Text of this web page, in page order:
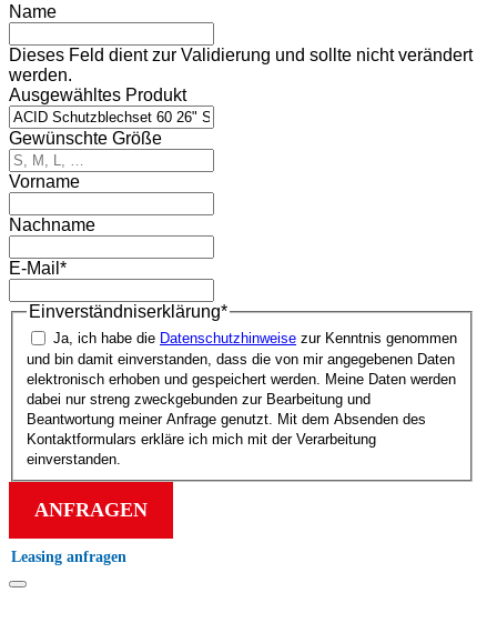
Name
Dieses Feld dient zur Validierung und sollte nicht verändert
werden.
Ausgewähltes Produkt
Gewünschte Größe
Vorname
Nachname
E-Mail *
Einverständnis­erklärung*
Ja, ich habe die Datenschutz­hinweise zur Kenntnis genommen
und bin damit einverstanden, dass die von mir angegebenen Daten
elektronisch erhoben und gespeichert werden. Meine Daten werden
dabei nur streng zweck­gebunden zur Bearbeitung und
Beantwortung meiner Anfrage genutzt. Mit dem Absenden des
Kontakt­formulars erkläre ich mich mit der Verarbeitung
einverstanden.
ANFRAGEN
Leasing anfragen